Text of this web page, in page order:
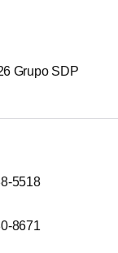
Grupo SDP
5518
8671